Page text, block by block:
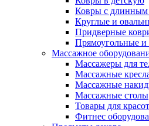
Ковры с длинным
Круглые и
Придверные
Прямоугольные и
Массажное
Массажеры для
Массажные
Массажные
Массажные столы
Товары для
Фитнес